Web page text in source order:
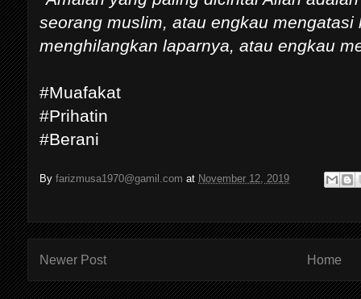
seorang muslim, atau engkau
menghilangkan laparnya, atau engkau
#Muafakat
#Prihatin
#Berani
Byfarizmusa1970@gamil.com at November 12, 2019
Newer Post Home